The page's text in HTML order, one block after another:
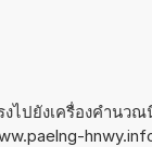
งไปยังเครื่องคำนวณ